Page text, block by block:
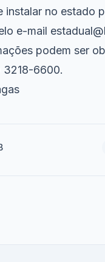
instalar no estado
e-mail
podem ser
6600.